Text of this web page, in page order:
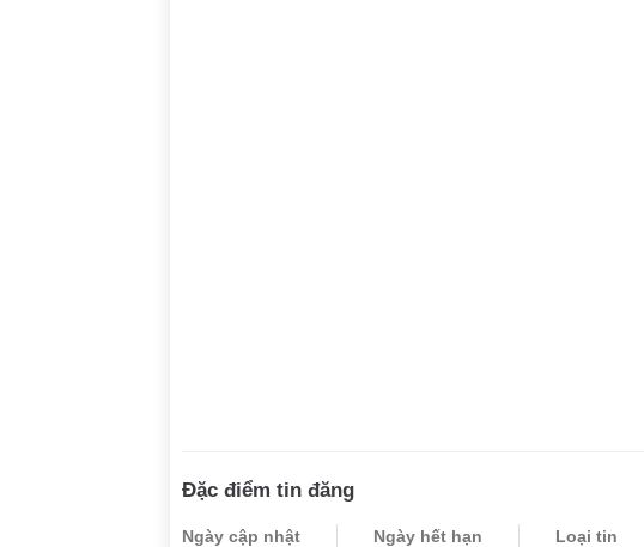
Đặc điểm tin đăng
Ngày cập nhật
Ngày hết hạn
Loại tin